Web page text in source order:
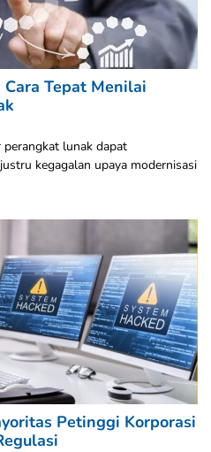
Tepat Menilai
lunak dapat
kegagalan upaya modernisasi
Petinggi Korporasi